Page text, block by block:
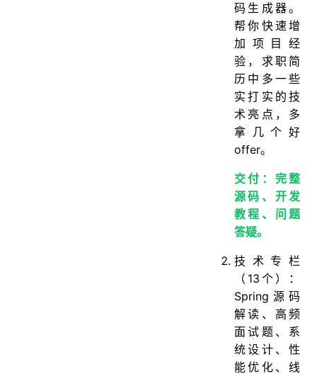
码生成器。
帮你快速增
加项目经
验，求职简
历中多一些
实打实的技
术亮点，多
拿几个好
offer。
交付：完整
源码、开发
教程、问题
答疑。
技术专栏
（13个）：
Spring源码
解读、高频
面试题、系
统设计、性
能优化、线